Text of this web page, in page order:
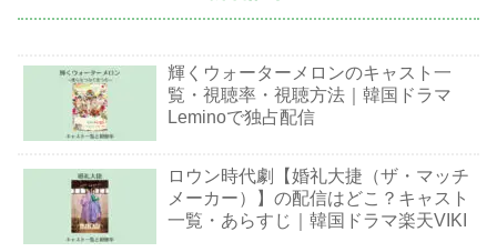
輝くウォーターメロンのキャスト一
覧・視聴率・視聴方法｜韓国ドラマ
Leminoで独占配信
ロウン時代劇【婚礼大捷（ザ・マッチ
メーカー）】の配信はどこ？キャスト
一覧・あらすじ｜韓国ドラマ楽天VIKI